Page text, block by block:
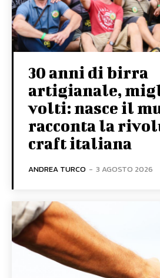
30 anni di birra
artigianale,
volti: nasce il
racconta la
craft italiana
ANDREA TURCO - 3 AGOSTO 2026